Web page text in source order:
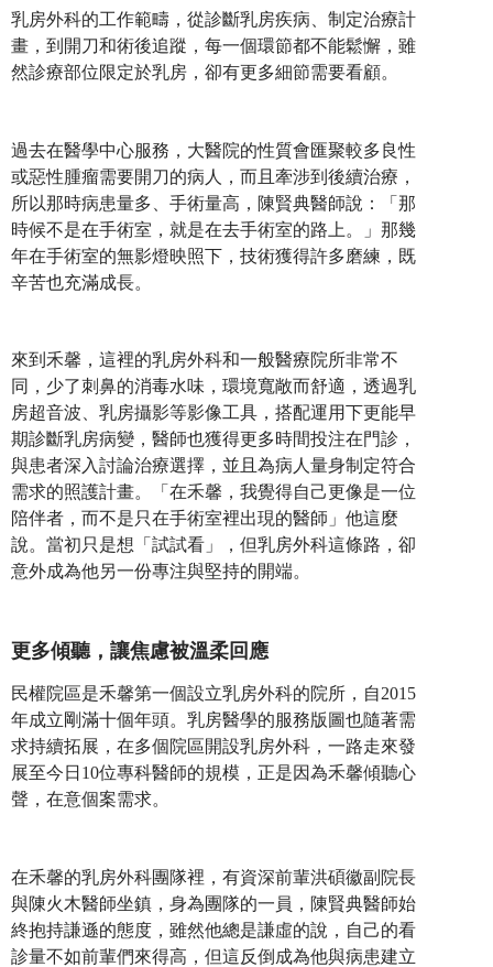
乳房外科的工作範疇，從診斷乳房疾病、制定治療計
畫，到開刀和術後追蹤，每一個環節都不能鬆懈，雖
然診療部位限定於乳房，卻有更多細節需要看顧。
過去在醫學中心服務，大醫院的性質會匯聚較多良性
或惡性腫瘤需要開刀的病人，而且牽涉到後續治療，
所以那時病患量多、手術量高，陳賢典醫師說：「那
時候不是在手術室，就是在去手術室的路上。」那幾
年在手術室的無影燈映照下，技術獲得許多磨練，既
辛苦也充滿成長。
來到禾馨，這裡的乳房外科和一般醫療院所非常不
同，少了刺鼻的消毒水味，環境寬敞而舒適，透過乳
房超音波、乳房攝影等影像工具，搭配運用下更能早
期診斷乳房病變，醫師也獲得更多時間投注在門診，
與患者深入討論治療選擇，並且為病人量身制定符合
需求的照護計畫。「在禾馨，我覺得自己更像是一位
陪伴者，而不是只在手術室裡出現的醫師」他這麼
說。當初只是想「試試看」，但乳房外科這條路，卻
意外成為他另一份專注與堅持的開端。
更多傾聽，讓焦慮被溫柔回應
民權院區是禾馨第一個設立乳房外科的院所，自2015
年成立剛滿十個年頭。乳房醫學的服務版圖也隨著需
求持續拓展，在多個院區開設乳房外科，一路走來發
展至今日10位專科醫師的規模，正是因為禾馨傾聽心
聲，在意個案需求。
在禾馨的乳房外科團隊裡，有資深前輩洪碩徽副院長
與陳火木醫師坐鎮，身為團隊的一員，陳賢典醫師始
終抱持謙遜的態度，雖然他總是謙虛的說，自己的看
診量不如前輩們來得高，但這反倒成為他與病患建立